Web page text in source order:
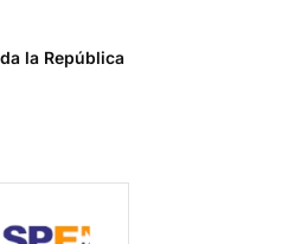
la República